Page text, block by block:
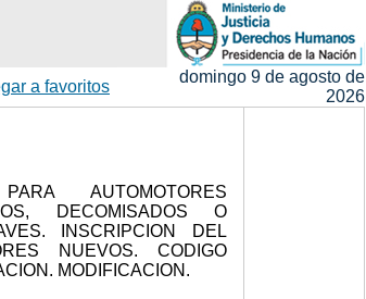
a favoritos
domingo 9 de agosto de
2026
AUTOMOTORES
DECOMISADOS O
INSCRIPCION DEL
NUEVOS. CODIGO
MODIFICACION.